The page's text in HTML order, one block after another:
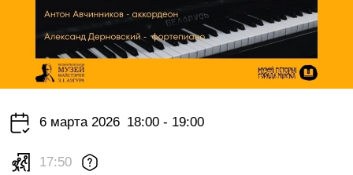
6 марта 2026 18:00 - 19:00
17:50